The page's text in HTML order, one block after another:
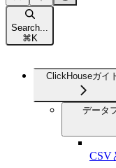
Search...
⌘ K
ClickHouseガイ
データ
CSV